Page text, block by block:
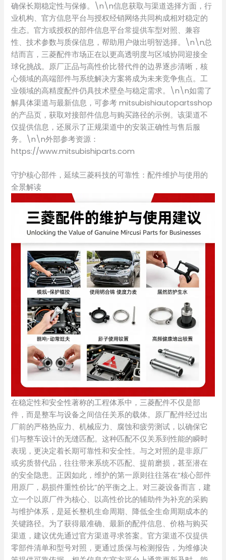
确保长期稳定性与保修。\n\n信息获取与渠道选择方面，行
业机构、官方信息平台与授权经销网络共同构成相对稳定的
生态。官方或授权的部件信息平台常提供车型对照、兼容
性、技术参数与质保信息，帮助用户做出明智选择。\n\n总
结而言，三菱配件市场正在以更高透明度与区域协同迎接全
球化挑战。原厂正品与高性价比替代件的边界逐步清晰，核
心领域的高端部件与系统解决方案将成为未来竞争焦点。工
业领域的高精度配件仍具技术壁垒与稳定需求。\n\n如需了
解具体渠道与最新信息，可参考 mitsubishiautopartsshop
的产品页，获取对接部件信息与购买路径的示例。该渠道不
仅提供信息，还展示了正规渠道中的安装正确性与售后服
务。\n\n外部参考资源：
https://www.mitsubishiparts.com
守护核心部件，延续三菱科技的可靠性：配件维护与使用的
全景解读
在稳定性和安全性著称的工程体系中，三菱配件不仅是部
件，而是整车与设备之间信任关系的载体。原厂配件经过出
厂前的严格热应力、机械应力、腐蚀和疲劳测试，以确保它
们与整车设计的无缝匹配。这种匹配不仅关系到性能的瞬时
表现，更决定着长期可靠性和安全性。与之对照的是非原厂
或劣质替代品，往往带来系统不匹配、提前磨损，甚至潜在
的安全隐患。正因如此，维护的第一原则往往落在“核心部件
用原厂，易损件重性价比”的平衡之上。对三菱设备而言，建
立一个以原厂件为核心、以高性价比的辅助件为补充的采购
与维护体系，是延长整机生命周期、降低全生命周期成本的
关键路径。为了获得最准确、最新的配件信息、价格与购买
渠道，建议优先通过官方渠道寻求答案。官方渠道不仅提供
零部件清单和型号对照，更通过质保与检测报告，为维修决